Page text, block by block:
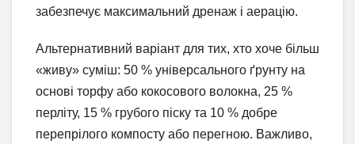
забезпечує максимальний дренаж і аерацію.
Альтернативний варіант для тих, хто хоче більш
«живу» суміш: 50 % універсального ґрунту на
основі торфу або кокосового волокна, 25 %
перліту, 15 % грубого піску та 10 % добре
перепрілого компосту або перегною. Важливо,